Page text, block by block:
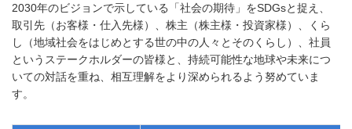
2030年のビジョンで示している「社会の期待」をSDGsと捉え、
取引先（お客様・仕入先様）、株主（株主様・投資家様）、くら
し（地域社会をはじめとする世の中の人々とそのくらし）、社員
というステークホルダーの皆様と、持続可能性な地球や未来につ
いての対話を重ね、相互理解をより深められるよう努めていま
す。